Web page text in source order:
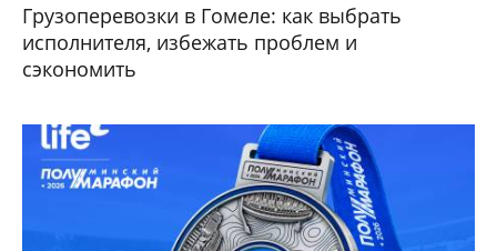
Грузоперевозки в Гомеле: как выбрать
исполнителя, избежать проблем и
сэкономить